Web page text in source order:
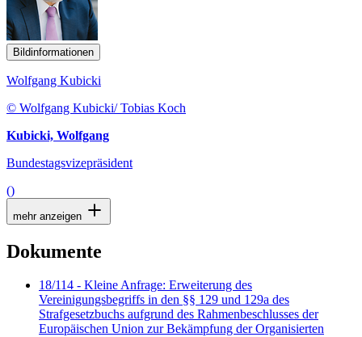
Bildinformationen
Wolfgang Kubicki
© Wolfgang Kubicki/ Tobias Koch
Kubicki, Wolfgang
Bundestagsvizepräsident
()
mehr anzeigen
Dokumente
18/114 - Kleine Anfrage: Erweiterung des
Vereinigungsbegriffs in den §§ 129 und 129a des
Strafgesetzbuchs aufgrund des Rahmenbeschlusses der
Europäischen Union zur Bekämpfung der Organisierten